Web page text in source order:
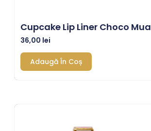
Cupcake Lip Liner Choco Mua
36,00 lei
Adaugă În Coș